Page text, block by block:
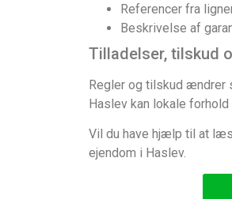
Referencer fra
Beskrivelse af
Tilladelser, tilskud
Regler og tilskud ændrer
Haslev kan lokale
Vil du have hjælp til at
ejendom i Haslev.